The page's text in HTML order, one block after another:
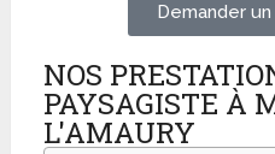
Demander
NOS
PAYSAGISTE À
L'AMAURY